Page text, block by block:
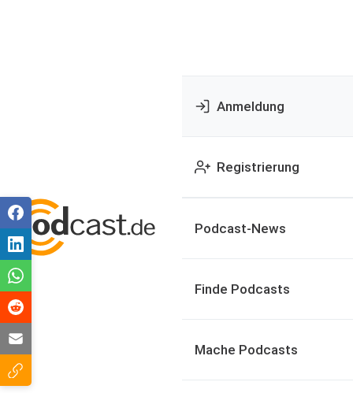
Anmeldung
Registrierung
Podcast-News
Finde Podcasts
Mache Podcasts